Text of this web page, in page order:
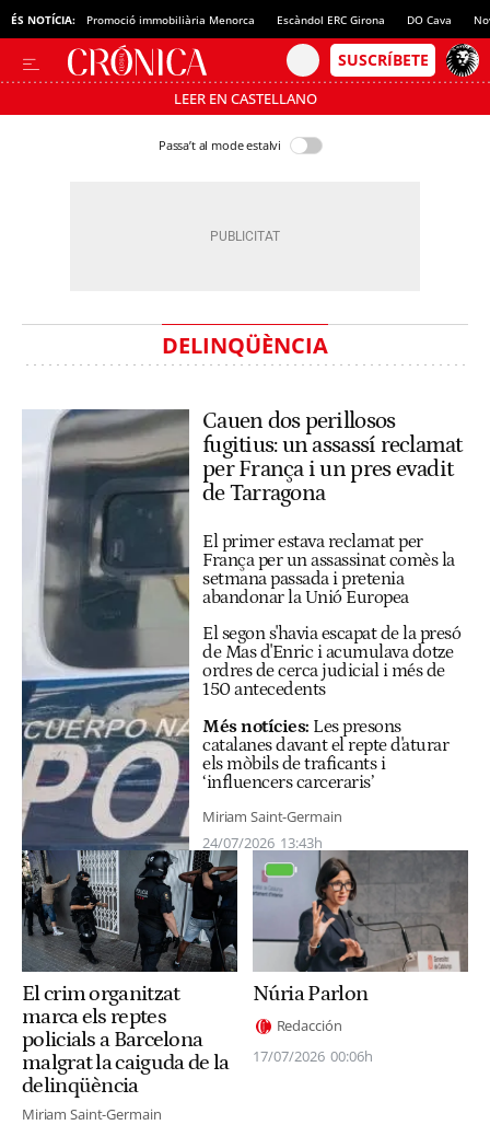
ÉS NOTÍCIA: Promoció immobiliària Menorca Escàndol ERC Girona DO Cava
LEER EN CASTELLANO
Passa’t al mode estalvi
DELINQÜÈNCIA
Cauen dos perillosos
fugitius: un assassí reclamat
per França i un pres evadit
de Tarragona
El primer estava reclamat per
França per un assassinat comès la
setmana passada i pretenia
abandonar la Unió Europea
El segon s'havia escapat de la presó
de Mas d'Enric i acumulava dotze
ordres de cerca judicial i més de
150 antecedents
Més notícies: Les presons
catalanes davant el repte d'aturar
els mòbils de traficants i
‘influencers carceraris’
Miriam Saint-Germain
24/07/2026 13:43h
El crim organitzat
marca els reptes
policials a Barcelona
malgrat la caiguda de la
delinqüència
Miriam Saint-Germain
Núria Parlon
Redacción
17/07/2026 00:06h